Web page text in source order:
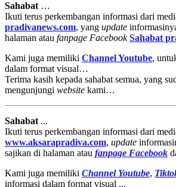
Sahabat …
Ikuti terus perkembangan informasi dari
pradivanews.com, yang update
halaman atau fanpage Facebook Sahabat
Kami juga memiliki Channel Youtube,
dalam format visual…
Terima kasih kepada sahabat semua, yang
mengunjungi website kami…
Sahabat ...
Ikuti terus perkembangan informasi dari
www.aksarapradiva.com, update
sajikan di halaman atau fanpage Facebook
Kami juga memiliki Channel Youtube,
informasi dalam format visual ...